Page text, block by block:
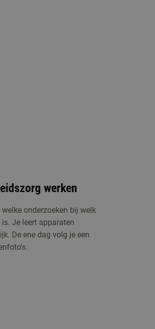
werken
onderzoeken bij welk
Je leert apparaten
De ene dag volg je een